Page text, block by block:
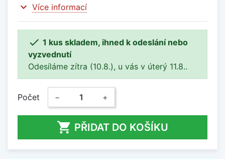
expand_more Více informací
 1 kus skladem, ihned k odeslání nebo
vyzvednutí
Odesíláme zítra (10.8.), u vás v úterý 11.8..
Počet − +
 PŘIDAT DO KOŠÍKU